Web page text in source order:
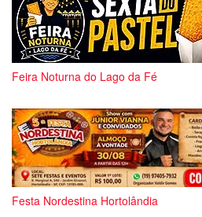
Feira Noturna do Lago da Fé
Festa Nordestina Hortolândia